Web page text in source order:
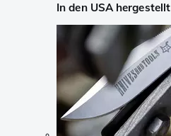
In den USA hergestellt